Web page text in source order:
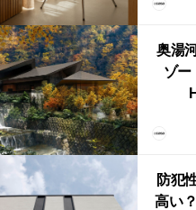
本で
奥湯
ゾー
誕生
防犯
高い